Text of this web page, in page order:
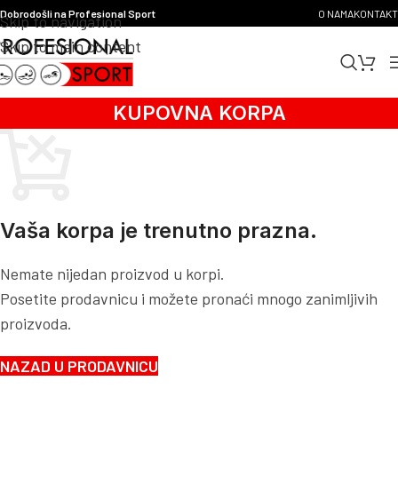
Skip to navigation
Skip to main content
Dobrodošli na Profesional Sport O NAMAKONTAKT
KUPOVNA KORPA
Vaša korpa je trenutno prazna.
Nemate nijedan proizvod u korpi.
Posetite prodavnicu i možete pronaći mnogo zanimljivih
proizvoda.
NAZAD U PRODAVNICU